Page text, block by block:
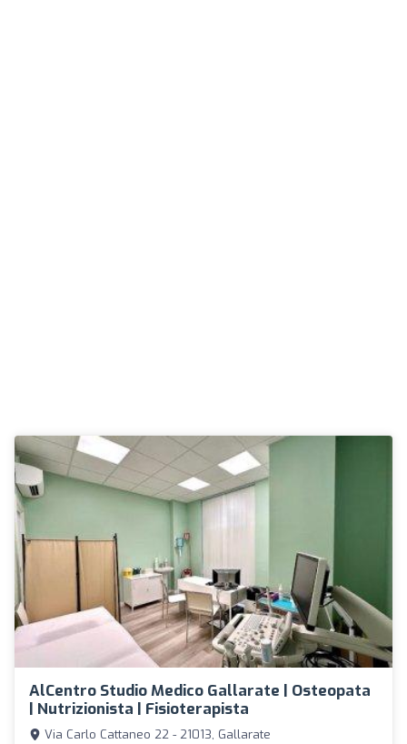
AlCentro Studio Medico Gallarate | Osteopata
| Nutrizionista | Fisioterapista
Via Carlo Cattaneo 22 - 21013, Gallarate